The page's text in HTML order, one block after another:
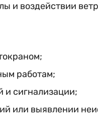
и воздействии
работам;
и сигнализации;
или выявлении